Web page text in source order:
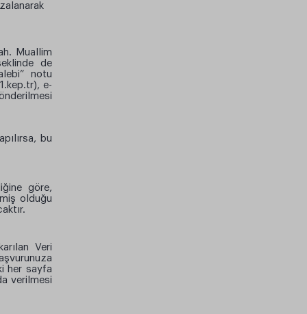
Muallim
de
notu
), e-
bu
göre,
olduğu
Veri
her sayfa
verilmesi